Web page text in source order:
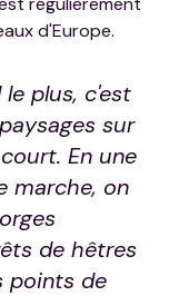
d'Europe.
plus, c'est
sur
En une
marche, on
de hêtres
points de